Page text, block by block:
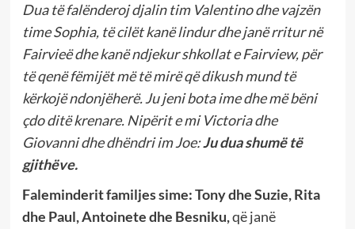
Dua të falënderoj djalin tim Valentino dhe vajzën
time Sophia, të cilët kanë lindur dhe janë rritur në
Fairvieë dhe kanë ndjekur shkollat e Fairview, për
të qenë fëmijët më të mirë që dikush mund të
kërkojë ndonjëherë. Ju jeni bota ime dhe më bëni
çdo ditë krenare. Nipërit e mi Victoria dhe
Giovanni dhe dhëndri im Joe:Ju dua shumë të
gjithëve.
Faleminderit familjes sime: Tony dhe Suzie, Rita
dhe Paul, Antoinete dhe Besniku,që janë